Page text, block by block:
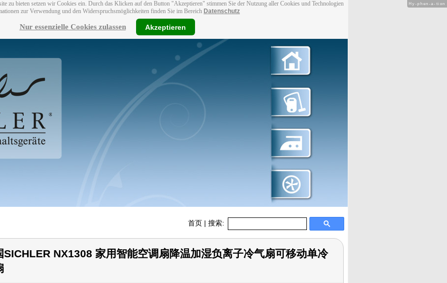
zu bieten setzen wir Cookies ein. Durch das Klicken auf den Button "Akzeptieren" stimmen Sie der Nutzung aller Cookies und Technologien
zur Verwendung und den Widerspruchsmöglichkeiten finden Sie im Bereich Datenschutz
Nur essenzielle Cookies zulassen Akzeptieren
首页 | 搜索:
SICHLER NX1308 家用智能空调扇降温加湿负离子冷气扇可移动单冷
Hy-phen-a-tion